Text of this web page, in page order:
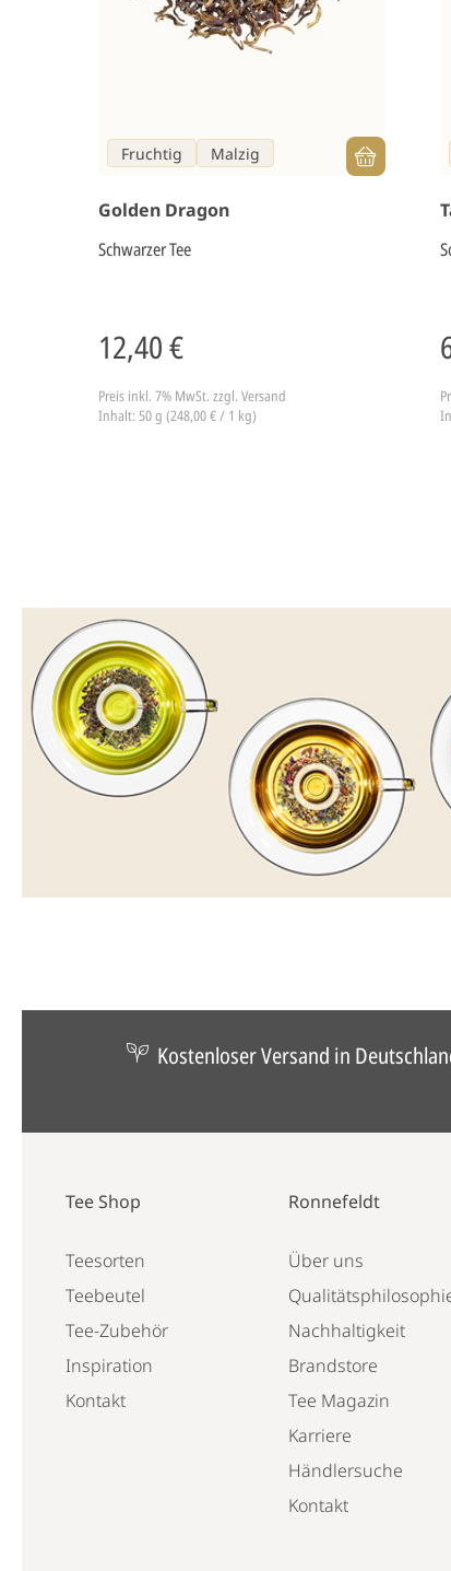
Fruchtig Malzig
Golden Dragon
Schwarzer Tee
12,40 €
Preis inkl. 7% MwSt. zzgl. Versand
Inhalt: 50 g (248,00 € / 1 kg)
Kostenloser Versand in
Tee Shop
Teesorten
Teebeutel
Tee-Zubehör
Inspiration
Kontakt
Ronnefeldt
Über uns
Nachhaltigkeit
Brandstore
Tee Magazin
Karriere
Händlersuche
Kontakt